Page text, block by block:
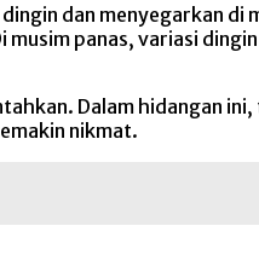
dan menyegarkan di
panas, variasi
Dalam hidangan
nikmat.